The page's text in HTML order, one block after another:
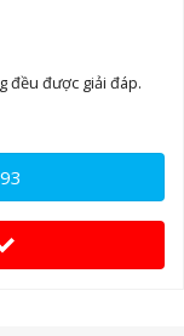
đều được giải đáp.